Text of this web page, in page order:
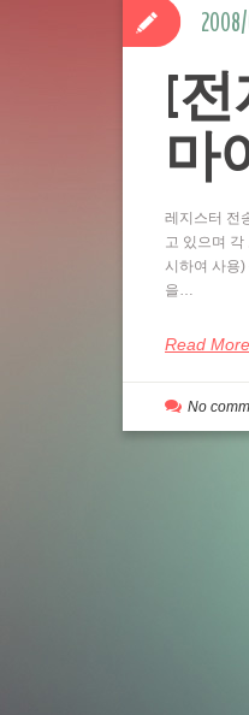
[
마
레지스터 전
고 있으며
시하여 사용
을…
Read More
No